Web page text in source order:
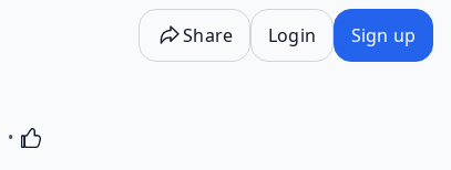
Share Login Sign up
Activating this element will cause content on the